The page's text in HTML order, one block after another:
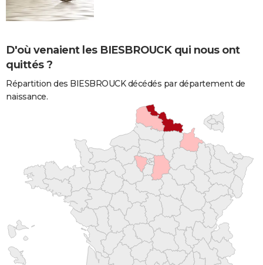
D'où venaient les BIESBROUCK qui nous ont
quittés ?
Répartition des BIESBROUCK décédés par département de
naissance.